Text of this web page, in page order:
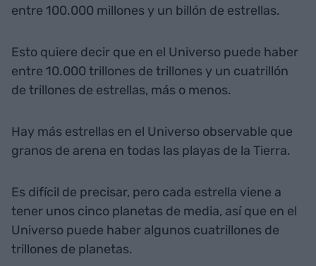
entre 100.000 millones y un billón de estrellas.
Esto quiere decir que en el Universo puede haber
entre 10.000 trillones de trillones y un cuatrillón
de trillones de estrellas, más o menos.
Hay más estrellas en el Universo observable que
granos de arena en todas las playas de la Tierra.
Es difícil de precisar, pero cada estrella viene a
tener unos cinco planetas de media, así que en el
Universo puede haber algunos cuatrillones de
trillones de planetas.